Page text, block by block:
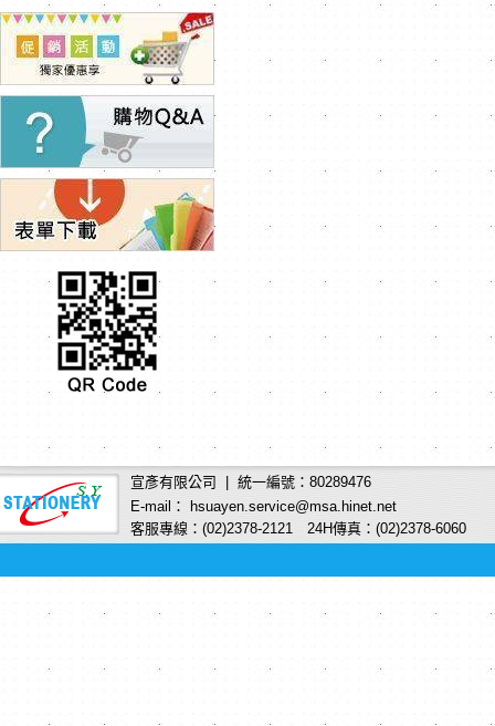
宣彥有限公司 | 統一編號：80289476
E-mail： hsuayen.service@msa.hinet.net
客服專線：(02)2378-2121 24H傳真：(02)2378-6060